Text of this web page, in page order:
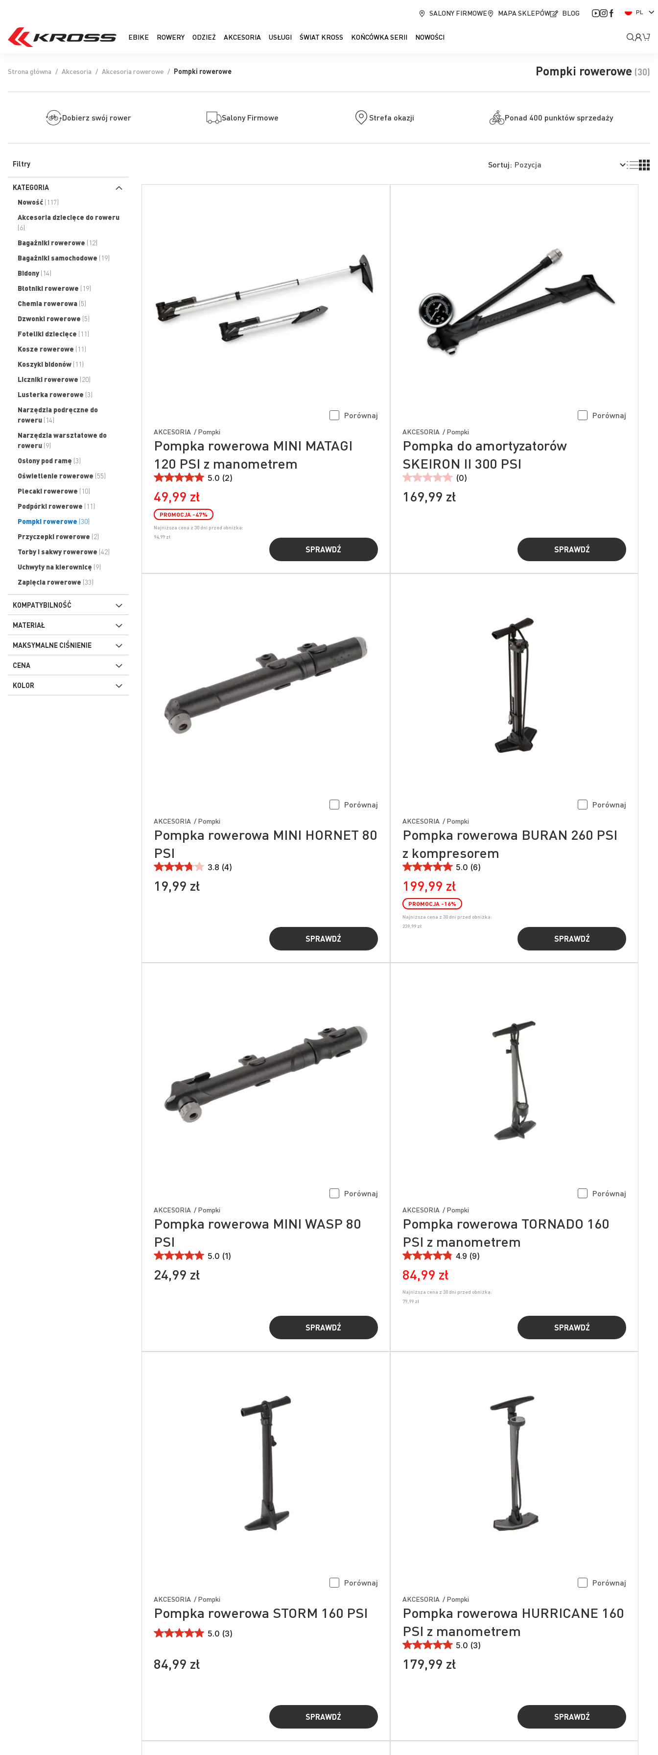
SALONY FIRMOWE MAPA SKLEPÓW BLOG
J
y
PL
EBIKE ROWERY ODZIEŻ AKCESORIA USŁUGI ŚWIAT KROSS KOŃCÓWKA SERII NOWOŚCI
Moje
Pompki rowerowe (30)
Strona główna Akcesoria Akcesoria rowerowe Pompki rowerowe
Dobierz swój rower Salony Firmowe Strefa okazji Ponad 400 punktów sprzedaży
Sortuj: Siatka
Lista
AKCESORIA / Pompki
Pompka rowerowa MINI MATAGI
120 PSI z manometrem
5.0 (2)
Porównaj
49,99 zł
PROMOCJA -47%
Najniższa cena z 30 dni przed obniżką:
94,99 zł
SPRAWDŹ
AKCESORIA / Pompki
Pompka do amortyzatorów
SKEIRON II 300 PSI
(0)
Porównaj
169,99 zł
SPRAWDŹ
AKCESORIA / Pompki
Pompka rowerowa MINI HORNET 80
PSI
3.8 (4)
Porównaj
19,99 zł
SPRAWDŹ
AKCESORIA / Pompki
Pompka rowerowa BURAN 260 PSI
z kompresorem
5.0 (6)
Porównaj
199,99 zł
PROMOCJA -16%
Najniższa cena z 30 dni przed obniżką:
239,99 zł
SPRAWDŹ
AKCESORIA / Pompki
Pompka rowerowa MINI WASP 80
PSI
5.0 (1)
Porównaj
24,99 zł
SPRAWDŹ
AKCESORIA / Pompki
Pompka rowerowa TORNADO 160
PSI z manometrem
4.9 (9)
Porównaj
84,99 zł
Najniższa cena z 30 dni przed obniżką:
79,99 zł
SPRAWDŹ
AKCESORIA / Pompki
Pompka rowerowa STORM 160 PSI
5.0 (3)
Porównaj
84,99 zł
SPRAWDŹ
AKCESORIA / Pompki
Pompka rowerowa HURRICANE 160
PSI z manometrem
5.0 (3)
Porównaj
179,99 zł
SPRAWDŹ
Filtry
KATEGORIA
Nowość 117
produkty
Akcesoria dziecięce do roweru
6
produkty
Bagażniki rowerowe 12
produkty
Bagażniki samochodowe 19
produkty
Bidony 14
produkty
Błotniki rowerowe 19
produkty
Chemia rowerowa 5
produkty
Dzwonki rowerowe 5
produkty
Foteliki dziecięce 11
produkty
Kosze rowerowe 11
produkty
Koszyki bidonów 11
produkty
Liczniki rowerowe 20
produkty
Lusterka rowerowe 3
produkty
Narzędzia podręczne do
roweru 14
produkty
Narzędzia warsztatowe do
roweru 9
produkty
Osłony pod ramę 3
produkty
Oświetlenie rowerowe 55
produkty
Plecaki rowerowe 10
produkty
Podpórki rowerowe 11
produkty
Pompki rowerowe 30
produkty
Przyczepki rowerowe 2
produkty
Torby i sakwy rowerowe 42
produkty
Uchwyty na kierownicę 9
produkty
Zapięcia rowerowe 33
produkty
KOMPATYBILNOŚĆ
MATERIAŁ
MAKSYMALNE CIŚNIENIE
CENA
KOLOR